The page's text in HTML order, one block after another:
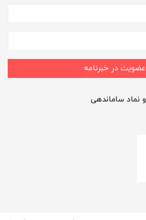
عضویت در خبرنامه
نماد ساماندهی